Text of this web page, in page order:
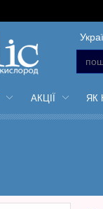
АКЦІЇ ЯК